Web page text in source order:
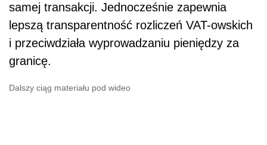
samej transakcji. Jednocześnie zapewnia
lepszą transparentność rozliczeń VAT-owskich
i przeciwdziała wyprowadzaniu pieniędzy za
granicę.
Dalszy ciąg materiału pod wideo